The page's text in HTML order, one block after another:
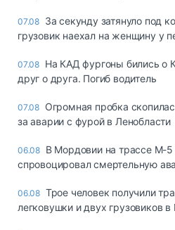
07.08 За секунду затянуло под
грузовик наехал на женщину у
07.08 На КАД фургоны бились о
друг о друга. Погиб водитель
07.08 Огромная пробка
за аварии с фурой в Ленобласти
06.08 В Мордовии на трассе М-5
спровоцировал смертельную
06.08 Трое человек получили
легковушки и двух грузовиков в